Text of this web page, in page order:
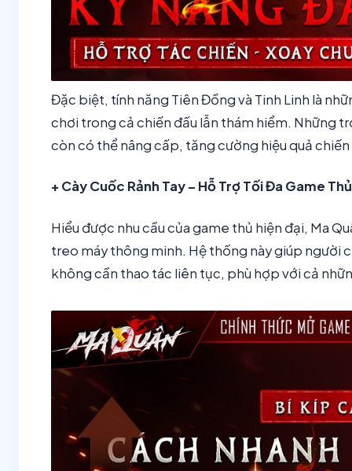
Đặc biệt, tính năng Tiên Đồng và Tinh Linh là
chơi trong cả chiến đấu lẫn thám hiểm. Những
còn có thể nâng cấp, tăng cường hiệu quả
+ Cày Cuốc Rảnh Tay – Hỗ Trợ Tối Đa Game
Hiểu được nhu cầu của game thủ hiện đại, Ma
treo máy thông minh. Hệ thống này giúp người
không cần thao tác liên tục, phù hợp với cả